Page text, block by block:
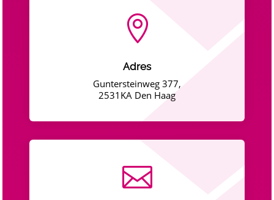

Adres
Guntersteinweg 377,
2531KA Den Haag
